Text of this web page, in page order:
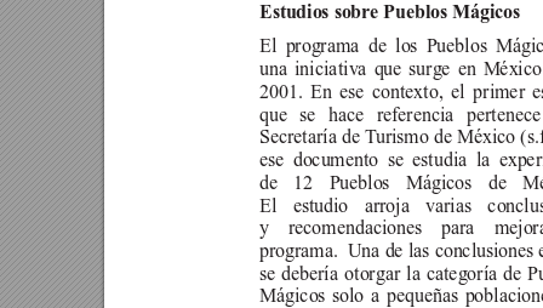
Estudios sobre Pueblos Mágicos
El programa de los Pueblos
una iniciativa que surge en
2001. En ese contexto, el primer
que se hace referencia
Secretaría de Turismo de México
ese documento se estudia la
de 12 Pueblos Mágicos de
El estudio arroja varias
y recomendaciones para
programa.  Una de las conclusiones
se debería otorgar la categoría de
Mágicos solo a pequeñas